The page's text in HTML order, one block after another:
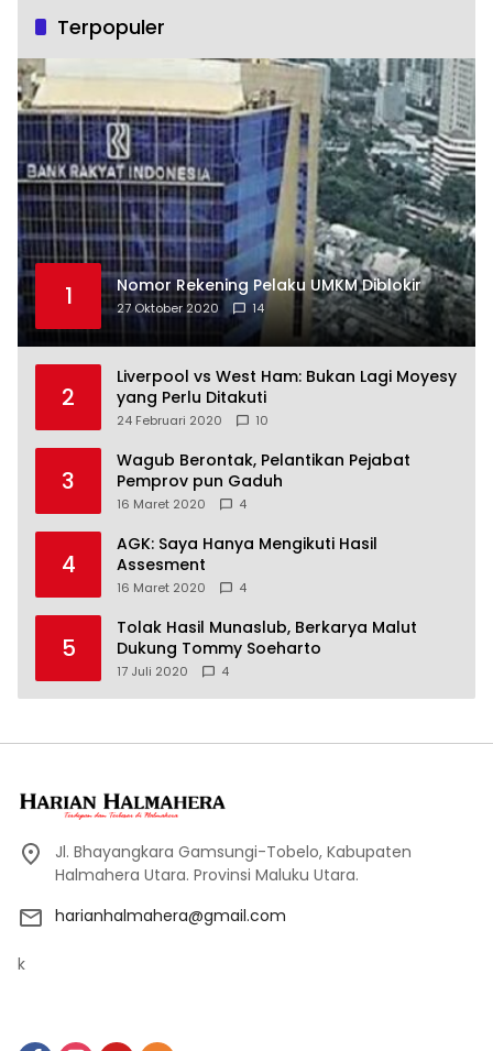
Terpopuler
1 Nomor Rekening Pelaku UMKM Diblokir
27 Oktober 2020 14
2
Liverpool vs West Ham: Bukan Lagi Moyesy
yang Perlu Ditakuti
24 Februari 2020 10
3
Wagub Berontak, Pelantikan Pejabat
Pemprov pun Gaduh
16 Maret 2020 4
4
AGK: Saya Hanya Mengikuti Hasil
Assesment
16 Maret 2020 4
5
Tolak Hasil Munaslub, Berkarya Malut
Dukung Tommy Soeharto
17 Juli 2020 4
Jl. Bhayangkara Gamsungi-Tobelo, Kabupaten
Halmahera Utara. Provinsi Maluku Utara.
harianhalmahera@gmail.com
k